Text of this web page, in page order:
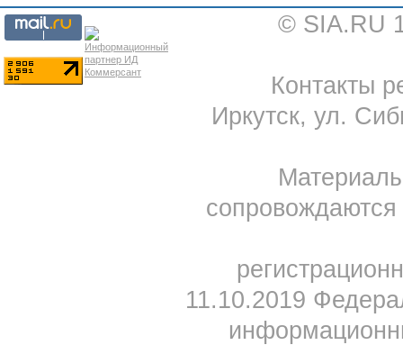
© SIA.RU
Контакты
Иркутск, ул.
11.10.2019